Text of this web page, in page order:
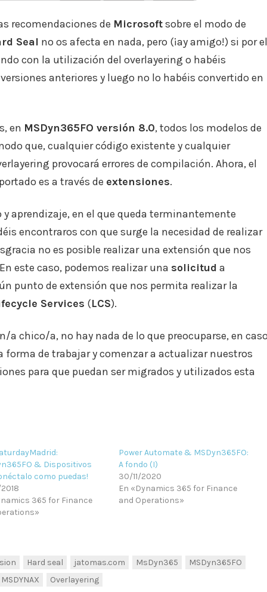
recomendaciones de Microsoftsobre el modo de
Seal no os afecta en nada, pero (¡ay amigo!) si por el
con la utilización del overlayering o habéis
anteriores y luego no lo habéis convertido en
en MSDyn365FO versión 8.0, todos los modelos de
que, cualquier código existente y cualquier
provocará errores de compilación. Ahora, el
es a través de extensiones.
y aprendizaje, en el que queda terminantemente
encontraros con que surge la necesidad de realizar
no es posible realizar una extensión que nos
este caso, podemos realizar una solicitud a
punto de extensión que nos permita realizar la
Services (LCS).
chico/a, no hay nada de lo que preocuparse, en
de trabajar y comenzar a actualizar nuestros
para que puedan ser migrados y utilizados esta
& Dispositivos
como puedas!
365 for Finance
Power Automate & MSDyn365FO:
A fondo (I)
30/11/2020
En «Dynamics 365 for Finance
and Operations»
Hard seal jatomas.com MsDyn365
MSDyn365FO
MSDYNAX
Overlayering